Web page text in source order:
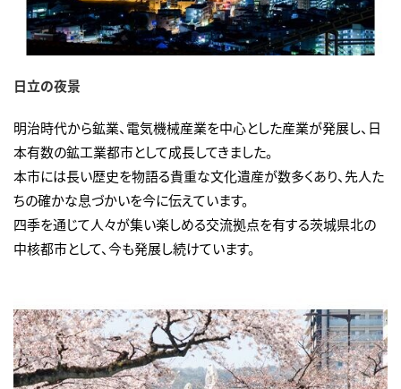
日立の夜景
明治時代から鉱業、電気機械産業を中心とした産業が発展し、日
本有数の鉱工業都市として成長してきました。
本市には長い歴史を物語る貴重な文化遺産が数多くあり、先人た
ちの確かな息づかいを今に伝えています。
四季を通じて人々が集い楽しめる交流拠点を有する茨城県北の
中核都市として、今も発展し続けています。